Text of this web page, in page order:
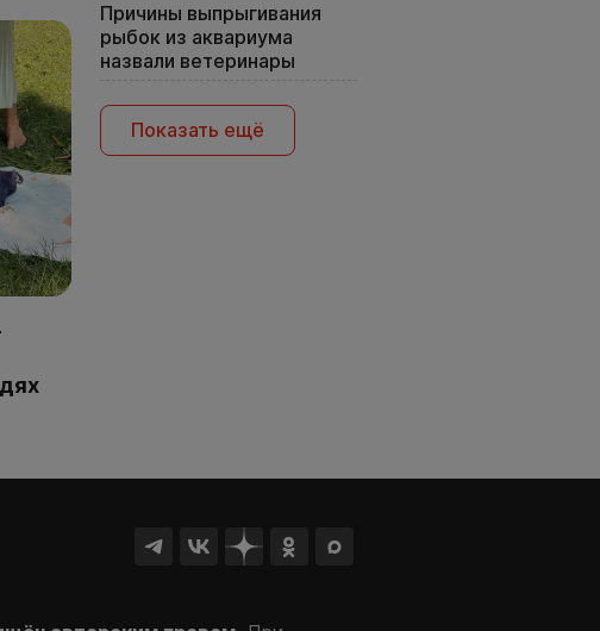
Причины выпрыгивания
рыбок из аквариума
назвали ветеринары
Показать ещё